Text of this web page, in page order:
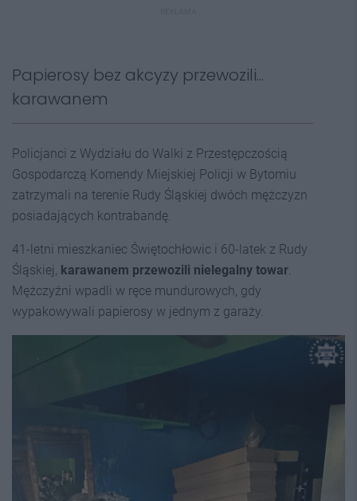
Papierosy bez akcyzy przewozili...
karawanem
Policjanci z Wydziału do Walki z Przestępczością
Gospodarczą Komendy Miejskiej Policji w Bytomiu
zatrzymali na terenie Rudy Śląskiej dwóch mężczyzn
posiadających kontrabandę.
41-letni mieszkaniec Świętochłowic i 60-latek z Rudy
Śląskiej, karawanem przewozili nielegalny towar.
Mężczyźni wpadli w ręce mundurowych, gdy
wypakowywali papierosy w jednym z garaży.